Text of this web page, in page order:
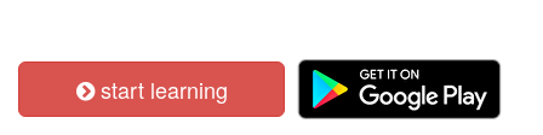
start learning